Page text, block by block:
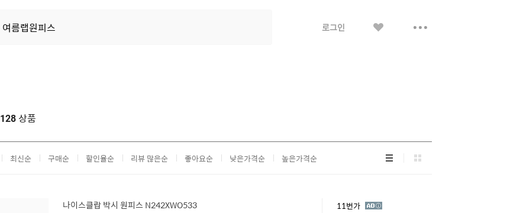
로그인 보
128 상품
최신순 구매순 할인율순 리뷰 많은순 좋아요순 낮은가격순 높은가격순 리
스
그
리
나이스클랍 박시 원피스 N242XWO533 11번가 광